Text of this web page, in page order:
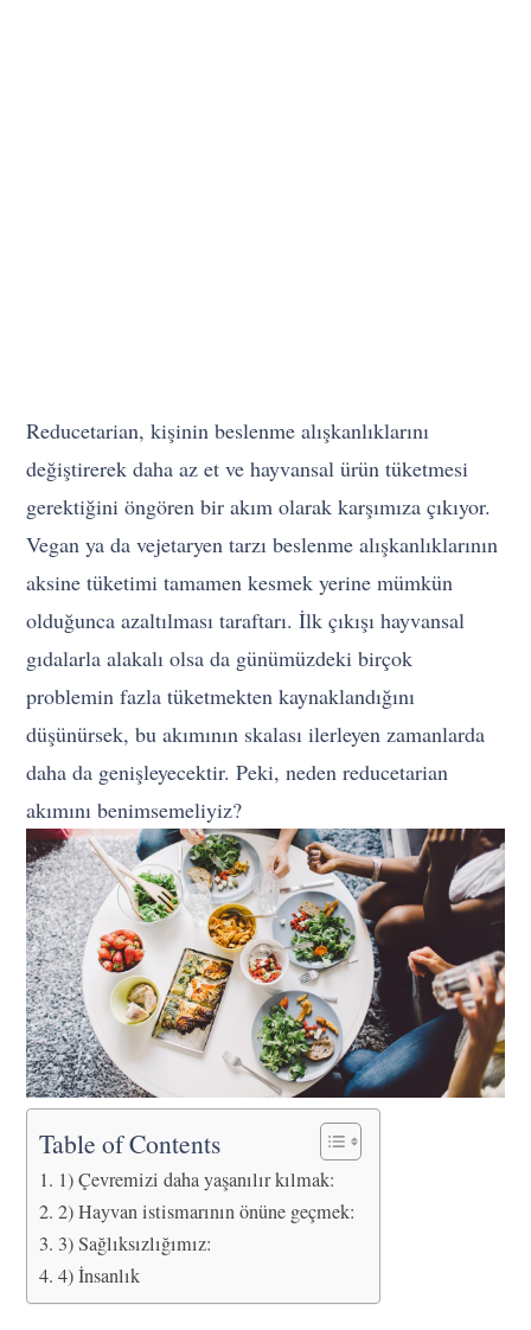
Reducetarian, kişinin beslenme alışkanlıklarını
değiştirerek daha az et ve hayvansal ürün tüketmesi
gerektiğini öngören bir akım olarak karşımıza çıkıyor.
Vegan ya da vejetaryen tarzı beslenme alışkanlıklarının
aksine tüketimi tamamen kesmek yerine mümkün
olduğunca azaltılması taraftarı. İlk çıkışı hayvansal
gıdalarla alakalı olsa da günümüzdeki birçok
problemin fazla tüketmekten kaynaklandığını
düşünürsek, bu akımının skalası ilerleyen zamanlarda
daha da genişleyecektir. Peki, neden reducetarian
akımını benimsemeliyiz?
Table of Contents
1) Çevremizi daha yaşanılır kılmak:
2) Hayvan istismarının önüne geçmek:
3) Sağlıksızlığımız:
4) İnsanlık